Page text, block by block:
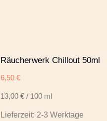
Räucherwerk Chillout 50ml
6,50 €
13,00 €/ 100 ml
Lieferzeit: 2-3 Werktage